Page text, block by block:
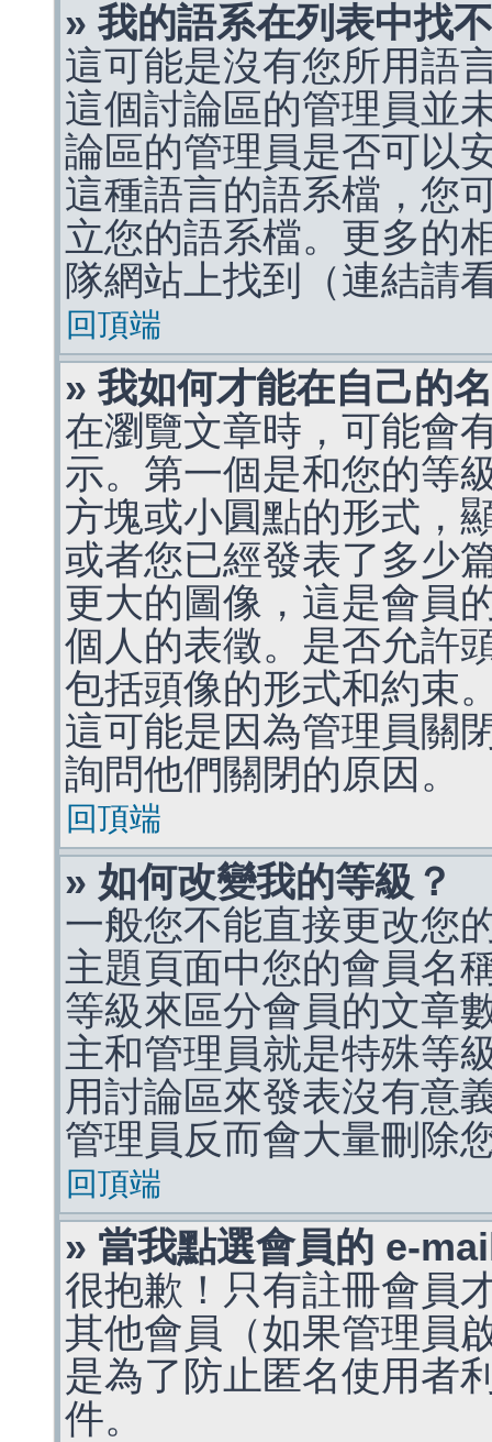
» 我的語系在列表中找
這可能是沒有您所用語
這個討論區的管理員並
論區的管理員是否可以
這種語言的語系檔，您
立您的語系檔。更多的
隊網站上找到（連結請
回頂端
» 我如何才能在自己的
在瀏覽文章時，可能會
示。第一個是和您的等
方塊或小圓點的形式，
或者您已經發表了多少
更大的圖像，這是會員
個人的表徵。是否允許
包括頭像的形式和約束
這可能是因為管理員關
詢問他們關閉的原因。
回頂端
» 如何改變我的等級？
一般您不能直接更改您
主題頁面中您的會員名
等級來區分會員的文章
主和管理員就是特殊等
用討論區來發表沒有意
管理員反而會大量刪除
回頂端
» 當我點選會員的 e-
很抱歉！只有註冊會員
其他會員（如果管理員
是為了防止匿名使用者
件。